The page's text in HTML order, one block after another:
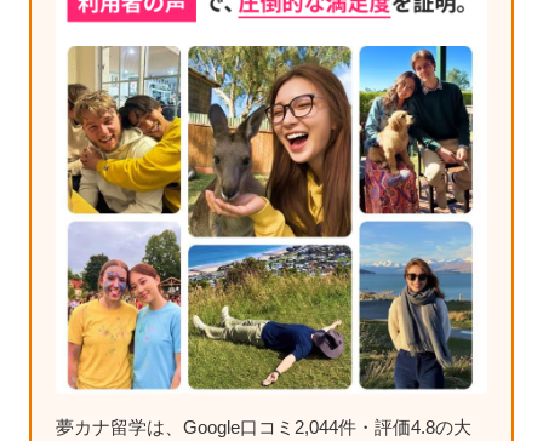
夢カナ留学は、Google口コミ2,044件・評価4.8の大